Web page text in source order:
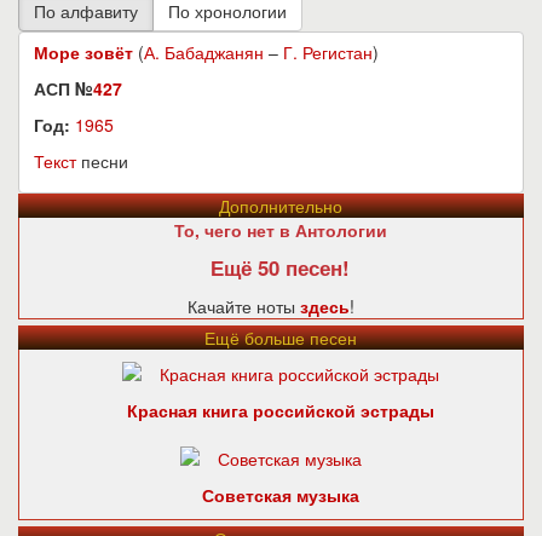
Море зовёт (А. Бабаджанян – Г. Регистан)
АСП №427
Год: 1965
Текстпесни
Дополнительно
То, чего нет в Антологии
Ещё 50 песен!
Качайте ноты здесь!
Ещё больше песен
Красная книга российской эстрады
Советская музыка